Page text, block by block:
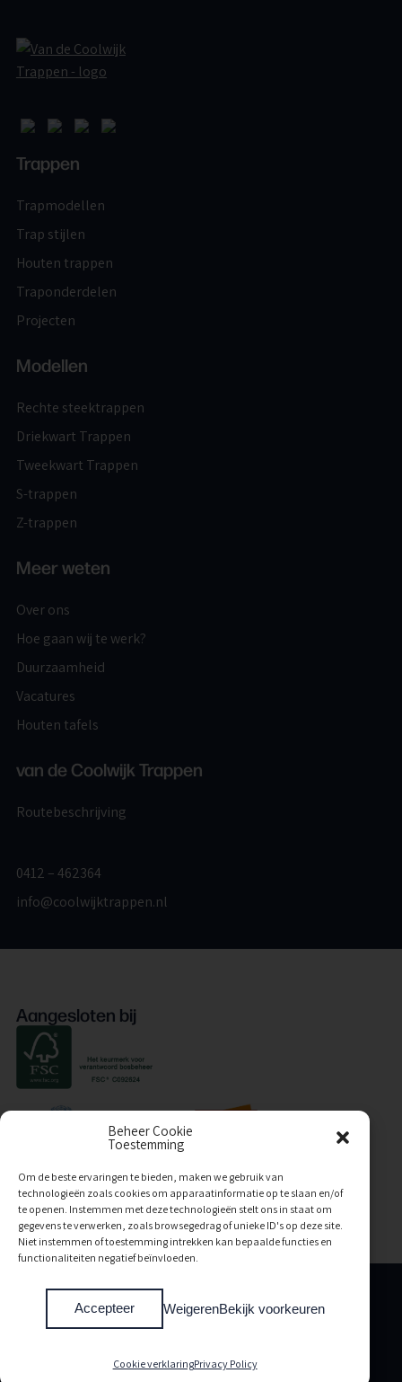
Beheer Cookie
Toestemming
Om de beste ervaringen te bieden, maken we gebruik van
technologieën zoals cookies om apparaatinformatie op te slaan en/of
te openen. Instemmen met deze technologieën stelt ons in staat om
gegevens te verwerken, zoals browsegedrag of unieke ID's op deze site.
Niet instemmen of toestemming intrekken kan bepaalde functies en
functionaliteiten negatief beïnvloeden.
Accepteer WeigerenBekijk voorkeuren
Cookie verklaringPrivacy Policy
Home
Trappen
Trapmodellen
Trap stijlen
Houten trappen
Traponderdelen
Projecten
Modellen
Rechte steektrappen
Driekwart Trappen
Tweekwart Trappen
S-trappen
Z-trappen
Meer weten
Over ons
Hoe gaan wij te werk?
Duurzaamheid
Vacatures
Houten tafels
van de Coolwijk Trappen
Routebeschrijving
0412 – 462364
info@coolwijktrappen.nl
Aangesloten bij
Algemene voorwaarden
Privacy policy